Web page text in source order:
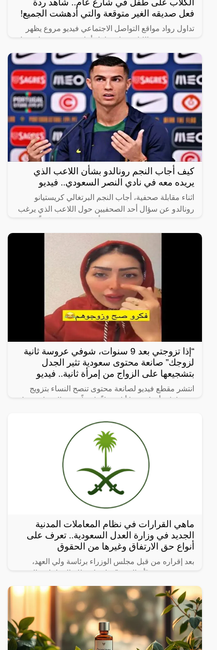
الكلاب على طفل في شارع عام.. شاهد ردة
فعل صديقه الغير متوقعة والتي أدهشت الجميع!
تداول رواد مواقع التواصل الاجتماعي فيديو مروع يظهر
هجوم عدد من الكلاب على طفل أثناء سيره في شارع عام
برفقة صديقه.
كيف أجاب النجم رونالدو بشأن اللاعب الذي
يريده معه في نادي النصر السعودي.. فيديو
اثناء مقابلة صحفية، أجاب النجم البرتغالي كريستيانو
رونالدو عن سؤال أحد الصحفيين حول اللاعب الذي يرغب
“أختارك أنت،
“إذا تزوجتي بعد 9 سنوات، شوفي عروسة ثانية
لزوجك” صانعة محتوى سعودية تثير الجدل
بتشجيعها على الزواج من إمرأة ثانية.. فيديو
انتشر مقطع فيديو لصانعة محتوى تنصح النساء بتزويج
زوجها بامرأة ثانية، ما أثار جدلاً واسعاً. وفي المقطع، تقول
ماهي القرارات في نظام المعاملات المدنية
الجديد في وزارة العدل السعودية.. تعرف على
أنواع حق الارتفاق وغيرها من الحقوق
بعد إقراره من قبل مجلس الوزراء برئاسة ولي العهد،
نشرت صحيفة “أم القرى” تفاصيل نظام المعاملات المدنية
الجديد في المملكة العربية السعودية، والذي سيتم تطبيقه
بعد